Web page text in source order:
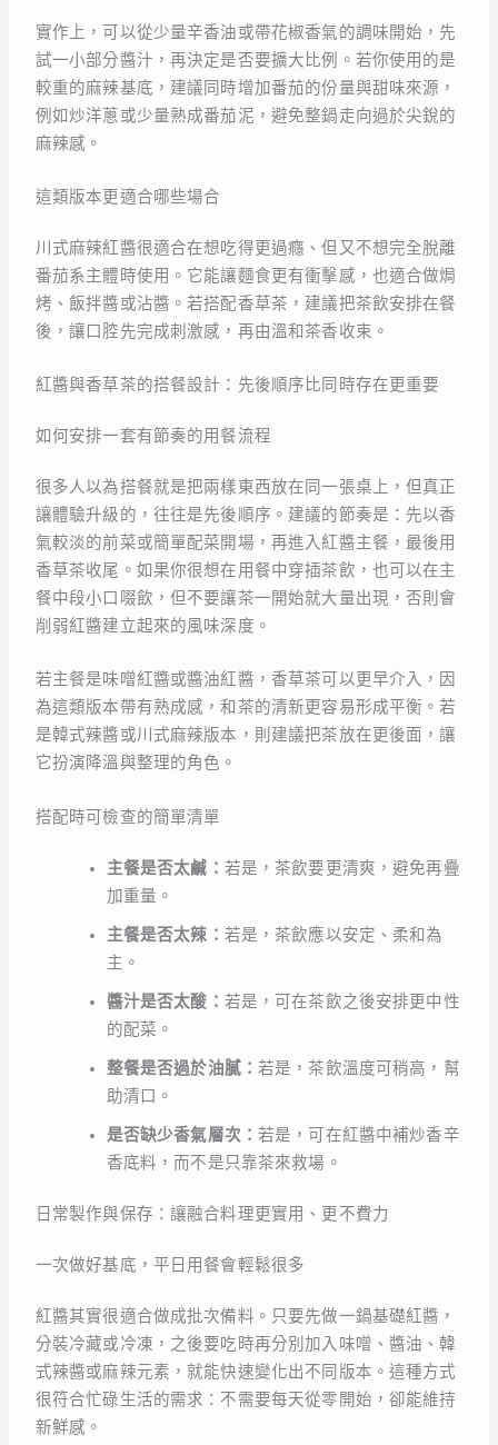
實作上，可以從少量辛香油或帶花椒香氣的調味開始，先
試一小部分醬汁，再決定是否要擴大比例。若你使用的是
較重的麻辣基底，建議同時增加番茄的份量與甜味來源，
例如炒洋蔥或少量熟成番茄泥，避免整鍋走向過於尖銳的
麻辣感。
這類版本更適合哪些場合
川式麻辣紅醬很適合在想吃得更過癮、但又不想完全脫離
番茄系主體時使用。它能讓麵食更有衝擊感，也適合做焗
烤、飯拌醬或沾醬。若搭配香草茶，建議把茶飲安排在餐
後，讓口腔先完成刺激感，再由溫和茶香收束。
紅醬與香草茶的搭餐設計：先後順序比同時存在更重要
如何安排一套有節奏的用餐流程
很多人以為搭餐就是把兩樣東西放在同一張桌上，但真正
讓體驗升級的，往往是先後順序。建議的節奏是：先以香
氣較淡的前菜或簡單配菜開場，再進入紅醬主餐，最後用
香草茶收尾。如果你很想在用餐中穿插茶飲，也可以在主
餐中段小口啜飲，但不要讓茶一開始就大量出現，否則會
削弱紅醬建立起來的風味深度。
若主餐是味噌紅醬或醬油紅醬，香草茶可以更早介入，因
為這類版本帶有熟成感，和茶的清新更容易形成平衡。若
是韓式辣醬或川式麻辣版本，則建議把茶放在更後面，讓
它扮演降溫與整理的角色。
搭配時可檢查的簡單清單
主餐是否太鹹： 若是，茶飲要更清爽，避免再疊
加重量。
主餐是否太辣： 若是，茶飲應以安定、柔和為
主。
醬汁是否太酸： 若是，可在茶飲之後安排更中性
的配菜。
整餐是否過於油膩： 若是，茶飲溫度可稍高，幫
助清口。
是否缺少香氣層次： 若是，可在紅醬中補炒香辛
香底料，而不是只靠茶來救場。
日常製作與保存：讓融合料理更實用、更不費力
一次做好基底，平日用餐會輕鬆很多
紅醬其實很適合做成批次備料。只要先做一鍋基礎紅醬，
分裝冷藏或冷凍，之後要吃時再分別加入味噌、醬油、韓
式辣醬或麻辣元素，就能快速變化出不同版本。這種方式
很符合忙碌生活的需求：不需要每天從零開始，卻能維持
新鮮感。